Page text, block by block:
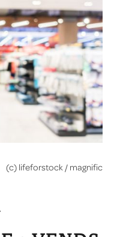
(c) lifeforstock / magnific